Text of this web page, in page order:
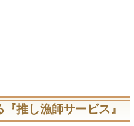
推し漁師サービス』